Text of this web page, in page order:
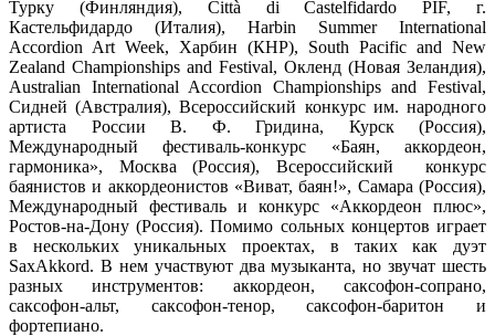
Турку (Финляндия), Città di Castelfidardo PIF, г.
Кастельфидардо (Италия), Harbin Summer International
Accordion Art Week, Харбин (КНР), South Pacific and New
Zealand Championships and Festival, Окленд (Новая Зеландия),
Australian International Accordion Championships and Festival,
Сидней (Австралия), Всероссийский конкурс им. народного
артиста России В. Ф. Гридина, Курск (Россия),
Международный фестиваль-конкурс «Баян, аккордеон,
гармоника», Москва (Россия), Всероссийский конкурс
баянистов и аккордеонистов «Виват, баян!», Самара (Россия),
Международный фестиваль и конкурс «Аккордеон плюс»,
Ростов-на-Дону (Россия). Помимо сольных концертов играет
в нескольких уникальных проектах, в таких как дуэт
SaxAkkord. В нем участвуют два музыканта, но звучат шесть
разных инструментов: аккордеон, саксофон-сопрано,
саксофон-альт, саксофон-тенор, саксофон-баритон и
фортепиано.